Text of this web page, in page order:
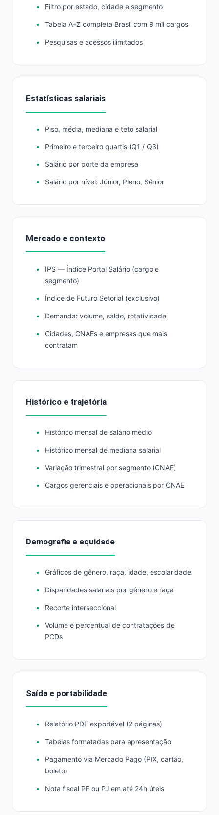
Filtro por estado, cidade e segmento
Tabela A–Z completa Brasil com 9 mil cargos
Pesquisas e acessos ilimitados
Estatísticas salariais
Piso, média, mediana e teto salarial
Primeiro e terceiro quartis (Q1 / Q3)
Salário por porte da empresa
Salário por nível: Júnior, Pleno, Sênior
Mercado e contexto
IPS — Índice Portal Salário (cargo e
segmento)
Índice de Futuro Setorial (exclusivo)
Demanda: volume, saldo, rotatividade
Cidades, CNAEs e empresas que mais
contratam
Histórico e trajetória
Histórico mensal de salário médio
Histórico mensal de mediana salarial
Variação trimestral por segmento (CNAE)
Cargos gerenciais e operacionais por CNAE
Demografia e equidade
Gráficos de gênero, raça, idade, escolaridade
Disparidades salariais por gênero e raça
Recorte interseccional
Volume e percentual de contratações de
PCDs
Saída e portabilidade
Relatório PDF exportável (2 páginas)
Tabelas formatadas para apresentação
Pagamento via Mercado Pago (PIX, cartão,
boleto)
Nota fiscal PF ou PJ em até 24h úteis